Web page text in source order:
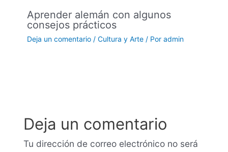
Aprender alemán con algunos
consejos prácticos
Deja un comentario / Cultura y Arte/ Por admin
Deja un comentario
Tu dirección de correo electrónico no será